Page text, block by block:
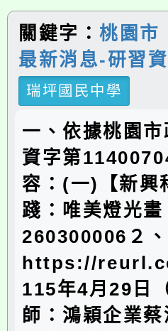
關鍵字：桃園市
最新消息-研習
瑞坪國民中學
一、依據桃園
資字第
容：(一)【新興
踐：唯美燈光
260300006２、
https://
115年4月29日
師：鴻穎企業